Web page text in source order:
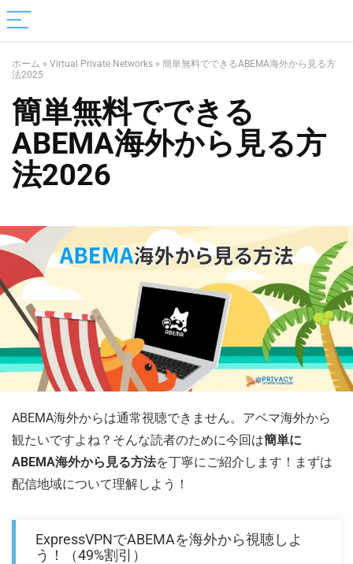
ホーム » Virtual Private Networks » 簡単無料でできるABEMA海外から見る方
法2025
簡単無料でできる
ABEMA海外から見る方
法2026
ABEMA海外からは通常視聴できません。アベマ海外から
観たいですよね？そんな読者のために今回は簡単に
ABEMA海外から見る方法を丁寧にご紹介します！まずは
配信地域について理解しよう！
ExpressVPNでABEMAを海外から視聴しよ
う！（49%割引）